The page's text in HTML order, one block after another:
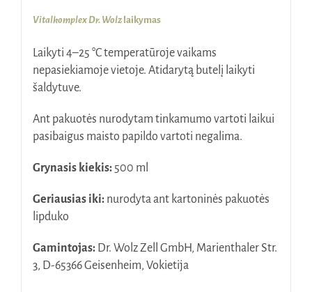
Vitalkomplex Dr. Wolz laikymas
Laikyti 4–25 °C temperatūroje vaikams
nepasiekiamoje vietoje. Atidarytą butelį laikyti
šaldytuve.
Ant pakuotės nurodytam tinkamumo vartoti laikui
pasibaigus maisto papildo vartoti negalima.
Grynasis kiekis:500 ml
Geriausias iki:nurodyta ant kartoninės pakuotės
lipduko
Gamintojas: Dr. Wolz Zell GmbH, Marienthaler Str.
3, D-65366 Geisenheim, Vokietija